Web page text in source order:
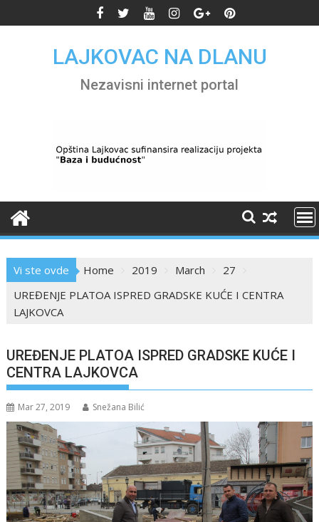
to
LAJKOVAC NA DLANU
Nezavisni internet portal
Vi ste ovde Home 2019 March
27
UREĐENJE PLATOA ISPRED GRADSKE KUĆE I CENTRA
LAJKOVCA
UREĐENJE PLATOA ISPRED GRADSKE KUĆE I
CENTRA LAJKOVCA
Mar 27, 2019 Snežana Bilić